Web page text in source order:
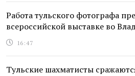
Работа тульского фотографа
всероссийской выставке во
16:47
Тульские шахматисты